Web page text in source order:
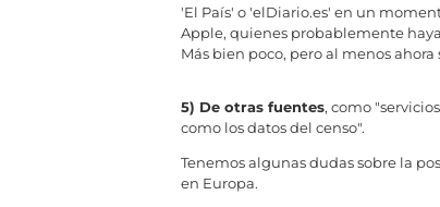
'El País' o 'elDiario.es' en un
Apple, quienes probablemente
Más bien poco, pero al menos ahora
5) De otras fuentes, como
como los datos del censo".
Tenemos algunas dudas sobre la
en Europa.